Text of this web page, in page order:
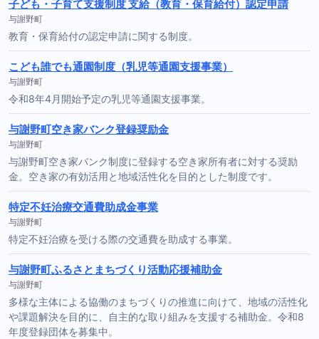
子ども・子育て支援制度 支給（教育・保育給付）認定申請
与謝野町
教育・保育給付の認定申請に関する制度。
こども誰でも通園制度（乳児等通園支援事業）
与謝野町
令和8年4月開始予定の乳児等通園支援事業。
与謝野町空き家バンク登録奨励金
与謝野町
与謝野町空き家バンク制度に登録する空き家所有者に対する奨励
金。空き家の有効活用と地域活性化を目的とした制度です。
特定不妊治療交通費助成金事業
与謝野町
特定不妊治療を受ける際の交通費を助成する事業。
与謝野町ふるさとまちづくり活動応援補助金
与謝野町
多様な主体による協働のまちづくりの推進に向けて、地域の活性化
や課題解決を目的に、自主的な取り組みを支援する補助金。令和8
年度登録団体を募集中。